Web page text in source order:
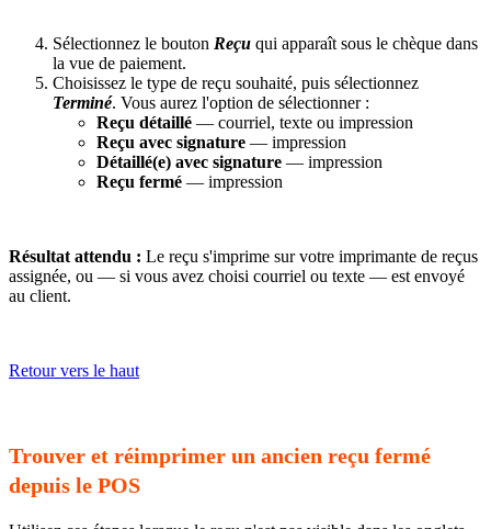
Sélectionnez le bouton Reçu qui apparaît sous le chèque dans
la vue de paiement.
Choisissez le type de reçu souhaité, puis sélectionnez
Terminé. Vous aurez l'option de sélectionner :
Reçu détaillé — courriel, texte ou impression
Reçu avec signature — impression
Détaillé(e) avec signature — impression
Reçu fermé — impression
Résultat attendu : Le reçu s'imprime sur votre imprimante de reçus
assignée, ou — si vous avez choisi courriel ou texte — est envoyé
au client.
Retour vers le haut
Trouver et réimprimer un ancien reçu fermé
depuis le POS